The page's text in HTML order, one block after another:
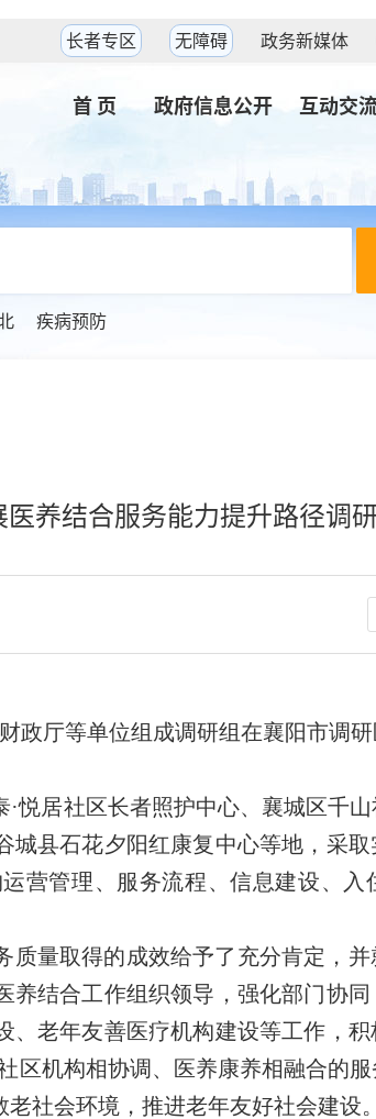
长者专区 无障碍 政务新媒体
首 页 政府信息公开 互动交
疾病预防
养结合服务能力提升路径调
财政厅等单位组成调研组在襄阳市调
·悦居社区长者照护中心、 襄城区千山
城县石花夕阳红康复中心等地 ， 采
营管理、服务流程、信息建设、入
量取得的成效给予了充分肯定，
结合工作组织领导，强化部门协
老年友善医疗机构建设等工作，
区机构相协调、医养康养相融合的
老社会环境 ， 推进老年友好社会建设。